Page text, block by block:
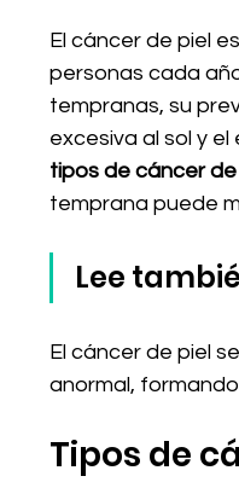
El cáncer de piel
personas cada
tempranas, su
excesiva al sol y
tipos de cáncer de
temprana puede
Lee
El cáncer de piel
anormal,
Tipos de